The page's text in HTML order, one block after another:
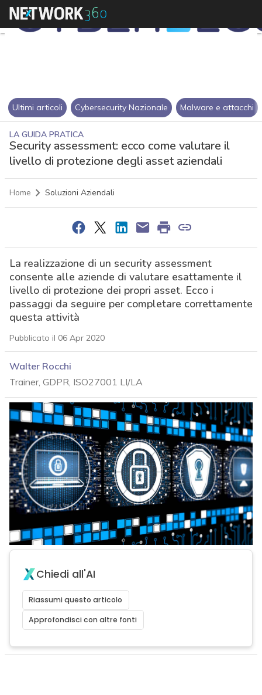
Ultimi articoli Cybersecurity Nazionale Malware e attacchi
LA GUIDA PRATICA
Security assessment: ecco come valutare il
livello di protezione degli asset aziendali
Home Soluzioni Aziendali
La realizzazione di un security assessment
consente alle aziende di valutare esattamente il
livello di protezione dei propri asset. Ecco i
passaggi da seguire per completare correttamente
questa attività
Pubblicato il 06 Apr 2020
Walter Rocchi
Trainer, GDPR, ISO27001 LI/LA
Chiedi all'AI
Riassumi questo articolo
Approfondisci con altre fonti